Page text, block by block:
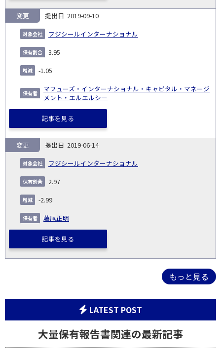
2019-09-10
フジシールインターナショナル
変更
3.95
-1.05
マフューズ・インターナショナル・キャピタル・マネージ
メント・エルエルシー
記事を見る
2019-06-14
フジシールインターナショナル
変更
2.97
-2.99
藤尾正明
記事を見る
もっと見る
LATEST POST
大量保有報告書関連の最新記事